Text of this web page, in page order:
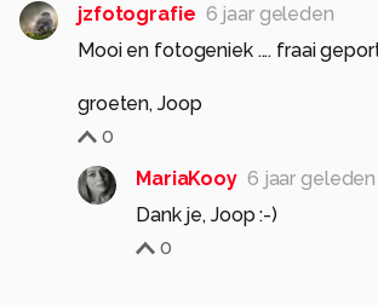
jzfotografie 6 jaar geleden
Mooi en fotogeniek .... fraai
groeten, Joop
0
MariaKooy 6 jaar geleden
Dank je, Joop :-)
0